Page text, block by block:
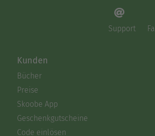
Support
Kunden
Bücher
Preise
Skoobe App
Geschenkgutscheine
Code einlösen